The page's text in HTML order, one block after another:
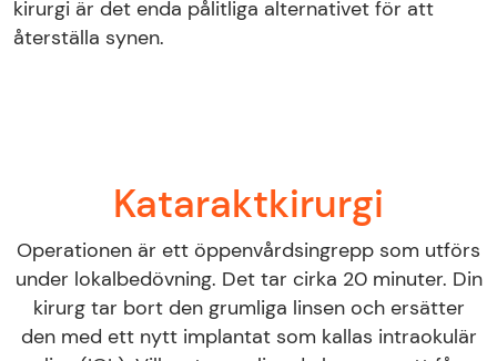
kirurgi är det enda pålitliga alternativet för att
återställa synen.
Kataraktkirurgi
Operationen är ett öppenvårdsingrepp som utförs
under lokalbedövning. Det tar cirka 20 minuter. Din
kirurg tar bort den grumliga linsen och ersätter
den med ett nytt implantat som kallas intraokulär